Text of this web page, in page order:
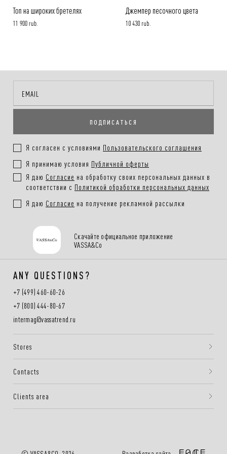
Топ на широких бретелях
11 900 rub.
Джемпер песочного цвета
10 430 rub.
ПОДПИСАТЬСЯ
Я согласен с условиями Пользовательского соглашения
Я принимаю условия Публичной оферты
Я даю Согласие на обработку своих персональных данных в
соответствии с Политикой обработки персональных данных
Я даю Согласие на получение рекламной рассылки
Скачайте официальное приложение
VASSA&Co
ANY QUESTIONS?
+7 (499) 460-60-26
+7 (800) 444-80-67
intermag@vassatrend.ru
Stores
Contacts
Clients area